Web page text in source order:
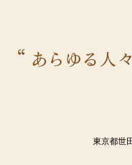
東京都世